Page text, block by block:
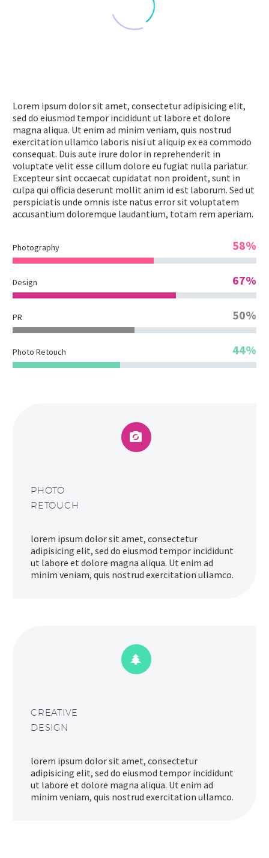
Lorem ipsum dolor sit amet, consectetur adipisicing elit,
sed do eiusmod tempor incididunt ut labore et dolore
magna aliqua. Ut enim ad minim veniam, quis nostrud
exercitation ullamco laboris nisi ut aliquip ex ea commodo
consequat. Duis aute irure dolor in reprehenderit in
voluptate velit esse cillum dolore eu fugiat nulla pariatur.
Excepteur sint occaecat cupidatat non proident, sunt in
culpa qui officia deserunt mollit anim id est laborum. Sed ut
perspiciatis unde omnis iste natus error sit voluptatem
accusantium doloremque laudantium, totam rem aperiam.
Photography 58%
Design 67%
PR 50%
Photo Retouch 44%


PHOTO
RETOUCH
lorem ipsum dolor sit amet, consectetur
adipisicing elit, sed do eiusmod tempor incididunt
ut labore et dolore magna aliqua. Ut enim ad
minim veniam, quis nostrud exercitation ullamco.


CREATIVE
DESIGN
lorem ipsum dolor sit amet, consectetur
adipisicing elit, sed do eiusmod tempor incididunt
ut labore et dolore magna aliqua. Ut enim ad
minim veniam, quis nostrud exercitation ullamco.